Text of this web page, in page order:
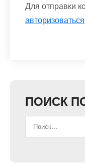
Для отправки
авторизоваться.
ПОИСК